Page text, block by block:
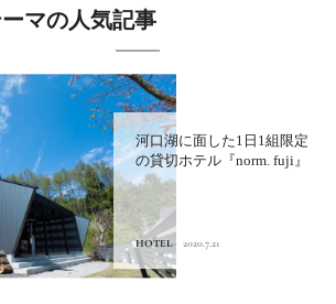
マの人気記事
河口湖に面した1日1組限定
の貸切ホテル『norm. fuji』
HOTEL 2020.7.21